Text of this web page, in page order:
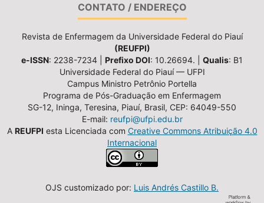
CONTATO / ENDEREÇO
Revista de Enfermagem da Universidade Federal do Piauí
(REUFPI)
e-ISSN: 2238-7234 | Prefixo DOI: 10.26694. | Qualis: B1
Universidade Federal do Piauí — UFPI
Campus Ministro Petrônio Portella
Programa de Pós-Graduação em Enfermagem
SG-12, Ininga, Teresina, Piauí, Brasil, CEP: 64049-550
E-mail: reufpi@ufpi.edu.br
A REUFPI esta Licenciada com Creative Commons Atribuição 4.0
Internacional
OJS customizado por: Luis Andrés Castillo B.